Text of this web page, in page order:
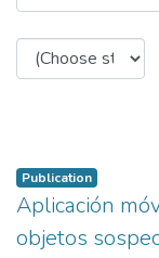
Browsing
Publication
Aplicación
objetos